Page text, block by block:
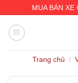
content
MUA BÁN XE
Trang chủ /